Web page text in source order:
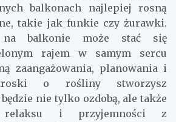
balkonach najlepiej rosną
takie jak funkie czy żurawki.
balkonie może stać się
rajem w samym sercu
zaangażowania, planowania i
o rośliny stworzysz
nie tylko ozdobą, ale także
relaksu i przyjemności z